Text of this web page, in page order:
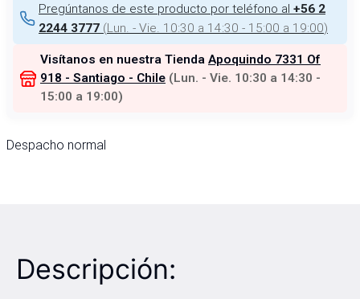
Pregúntanos de este producto por teléfono al +56 2
2244 3777 (Lun. - Vie. 10:30 a 14:30 - 15:00 a 19:00)
Visítanos en nuestra Tienda Apoquindo 7331 Of
918 - Santiago - Chile (Lun. - Vie. 10:30 a 14:30 -
15:00 a 19:00)
Despacho normal
Descripción: